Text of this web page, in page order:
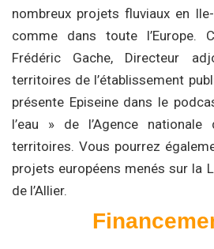
nombreux projets fluviaux en
comme dans toute l’Europe.
Frédéric Gache, Directeur
territoires de l’établissement
présente Episeine dans le
l’eau » de l’Agence
territoires. Vous pourrez
projets européens menés sur la
de l’Allier.